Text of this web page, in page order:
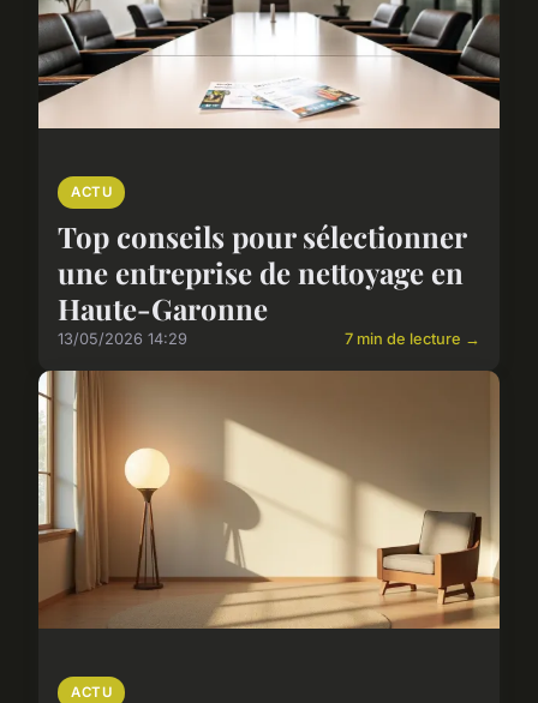
ACTU
Top conseils pour sélectionner
une entreprise de nettoyage en
Haute-Garonne
13/05/2026 14:29 7 min de lecture →
ACTU